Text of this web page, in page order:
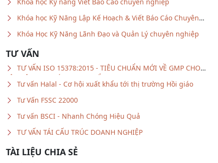
Khóa học Kỹ Năng Lập Kế Hoạch & Viết Báo Cáo Chuyên
nghiệp
Khóa Học Kỹ Năng Lãnh Đạo và Quản Lý chuyên nghiệp
TƯ VẤN
TƯ VẤN ISO 15378:2015 - TIÊU CHUẨN MỚI VỀ GMP CHO
VẬT LIỆU BAO GÓI DƯỢC PHẨM
Tư vấn Halal - Cơ hội xuất khẩu tới thị trường Hồi giáo
Tư Vấn FSSC 22000
Tư vấn BSCI - Nhanh Chóng Hiệu Quả
TƯ VẤN TÁI CẤU TRÚC DOANH NGHIỆP
TÀI LIỆU CHIA SẺ
Tài liệu ISO 9001: 2015